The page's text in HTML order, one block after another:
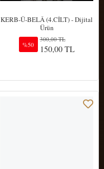
KERB-Ü-BELÂ (4.CİLT) - Dijital
Ürün
%50
300,00 TL
150,00 TL